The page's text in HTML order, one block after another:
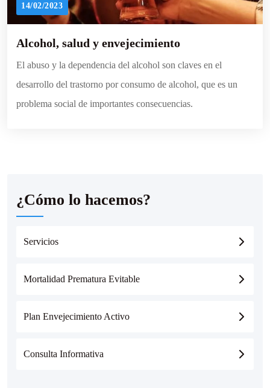
14/02/2023
Alcohol, salud y envejecimiento
El abuso y la dependencia del alcohol son claves en el
desarrollo del trastorno por consumo de alcohol, que es un
problema social de importantes consecuencias.
¿Cómo lo hacemos?
Servicios
Mortalidad Prematura Evitable
Plan Envejecimiento Activo
Consulta Informativa